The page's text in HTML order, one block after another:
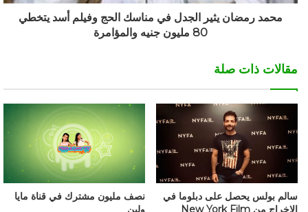
محمد رمضان يثير الجدل في مناسك الحج وفيلم أسد يتخطي
80 مليون جنيه والمؤامرة
مقالات ذات صلة
سالم بولس يحصل على دبلوما في
الإخراج من New York Film
نصف مليون مشترك في قناة مايا
ولين